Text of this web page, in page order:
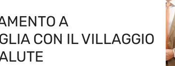
A
CON IL VILLAGGIO